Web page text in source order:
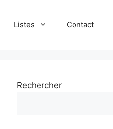
Listes Contact
Rechercher